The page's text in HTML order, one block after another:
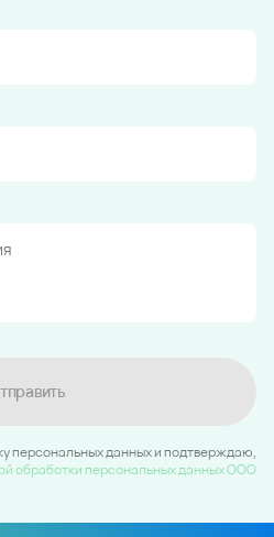
персональных данных и подтверждаю,
обработки персональных данных ООО